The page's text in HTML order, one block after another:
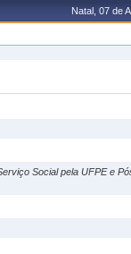
Natal, 07 de
Social pela UFPE e